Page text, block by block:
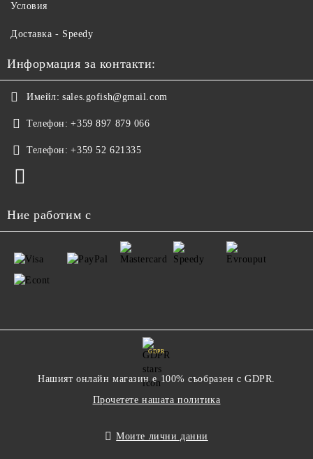
Условия
Доставка - Speedy
Информация за контакти:
Имейл: sales.gofish@gmail.com
Телефон: +359 897 879 066
Телефон: +359 52 621335
Ние работим с
GDPR
Нашият онлайн магазин е 100% съобразен с GDPR.
Прочетете нашата политика
Моите лични данни